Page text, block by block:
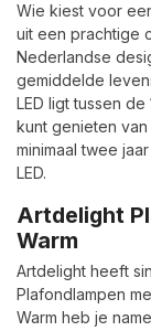
Wie kiest voor
uit een prachtige
Nederlandse
gemiddelde
LED ligt tussen
kunt genieten
minimaal twee
LED.
Artdelight
Warm
Artdelight heeft
Plafondlampen
Warm heb je